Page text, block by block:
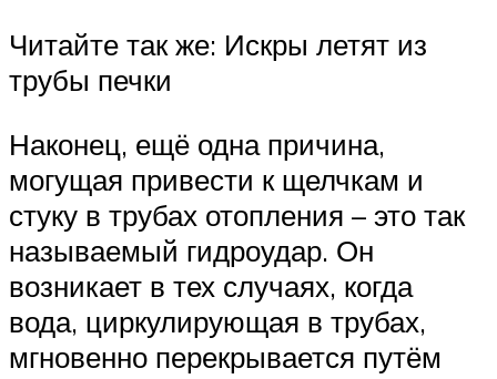
Читайте так же: Искры летят из
трубы печки
Наконец, ещё одна причина,
могущая привести к щелчкам и
стуку в трубах отопления – это так
называемый гидроудар. Он
возникает в тех случаях, когда
вода, циркулирующая в трубах,
мгновенно перекрывается путём